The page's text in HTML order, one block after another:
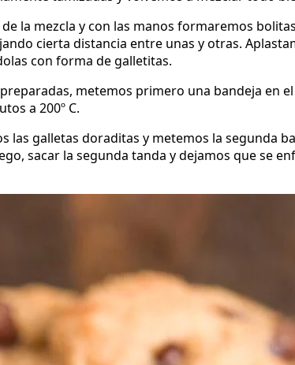
la mezcla y con las manos formaremos
cierta distancia entre unas y otras.
con forma de galletitas.
metemos primero una bandeja en
a 200º C.
las galletas doraditas y metemos la segunda
sacar la segunda tanda y dejamos que se